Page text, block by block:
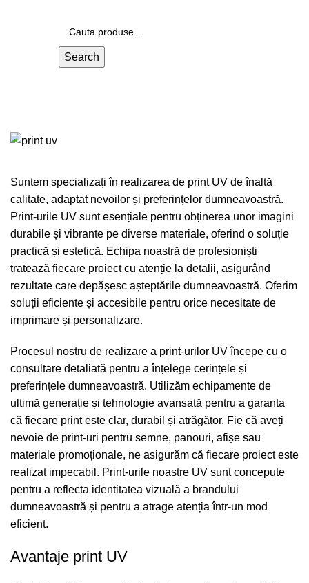
Search
Suntem specializați în realizarea de print UV de înaltă
calitate, adaptat nevoilor și preferințelor dumneavoastră.
Print-urile UV sunt esențiale pentru obținerea unor imagini
durabile și vibrante pe diverse materiale, oferind o soluție
practică și estetică. Echipa noastră de profesioniști
tratează fiecare proiect cu atenție la detalii, asigurând
rezultate care depășesc așteptările dumneavoastră. Oferim
soluții eficiente și accesibile pentru orice necesitate de
imprimare și personalizare.
Procesul nostru de realizare a print-urilor UV începe cu o
consultare detaliată pentru a înțelege cerințele și
preferințele dumneavoastră. Utilizăm echipamente de
ultimă generație și tehnologie avansată pentru a garanta
că fiecare print este clar, durabil și atrăgător. Fie că aveți
nevoie de print-uri pentru semne, panouri, afișe sau
materiale promoționale, ne asigurăm că fiecare proiect este
realizat impecabil. Print-urile noastre UV sunt concepute
pentru a reflecta identitatea vizuală a brandului
dumneavoastră și pentru a atrage atenția într-un mod
eficient.
Avantaje print UV